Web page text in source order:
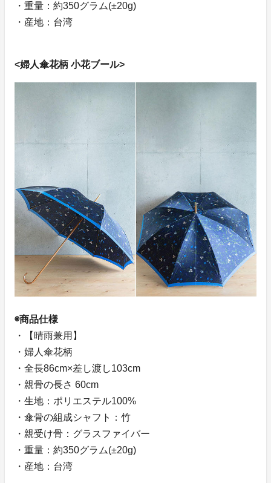
・重量：約350グラム(±20g)
・産地：台湾
<婦人傘花柄 小花ブール>
◉商品仕様
・【晴雨兼用】
・婦人傘花柄
・全長86cm×差し渡し103cm
・親骨の長さ 60cm
・生地：ポリエステル100%
・傘骨の組成シャフト：竹
・親受け骨：グラスファイバー
・重量：約350グラム(±20g)
・産地：台湾